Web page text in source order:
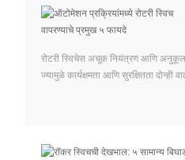
रोटरी स्विचेस अचूक नियंत्रण आणि
ज्यामुळे कार्यक्षमता आणि सुरक्षितता दोन्ही